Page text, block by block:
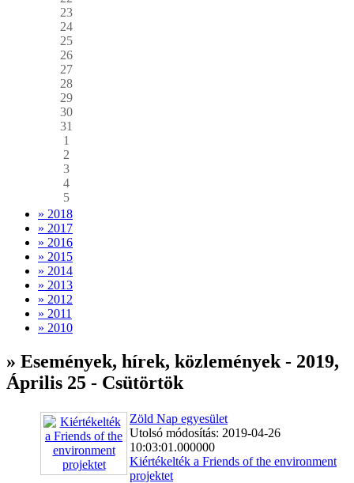
23
24
25
26
27
28
29
30
31
1
2
3
4
5
» 2018
» 2017
» 2016
» 2015
» 2014
» 2013
» 2012
» 2011
» 2010
» Események, hírek, közlemények - 2019,
Április 25 - Csütörtök
Zöld Nap egyesület
Utolsó módosítás: 2019-04-26
10:03:01.000000
Kiértékelték a Friends of the environment
projektet